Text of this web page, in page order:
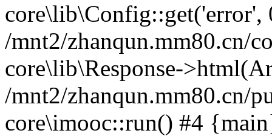
core\lib\Config::get('error',
/mnt2/zhanqun.mm80.cn/
core\lib\Response-
/mnt2/zhanqun.mm80.cn/
core\imooc::run() #4